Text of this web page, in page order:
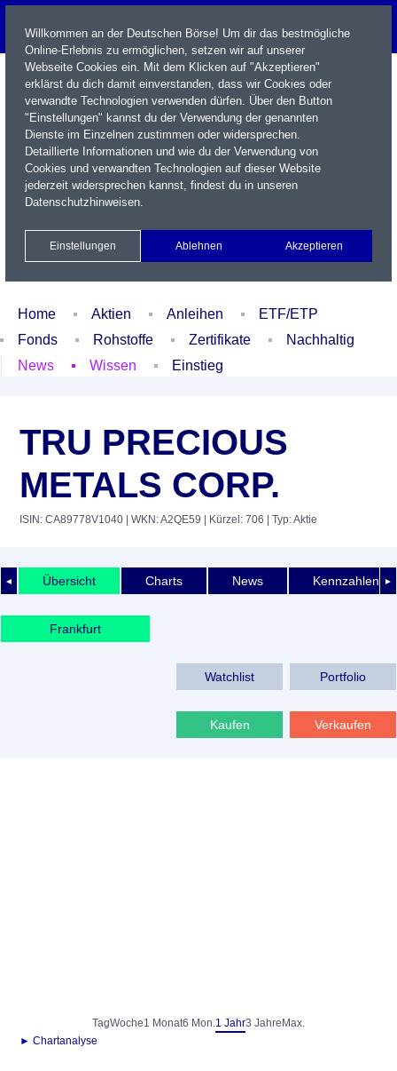
Name / WKN / ISIN / Kürzel
Xetra Realtime
Watchlist Portfolio Login
Home Aktien Anleihen
ETF/ETP
Fonds
Rohstoffe Zertifikate
Nachhaltig
News
Wissen Einstieg
TRU PRECIOUS
METALS CORP.
ISIN: CA89778V1040 | WKN: A2QE59 | Kürzel: 706 | Typ: Aktie
◄ ►
Übersicht Charts News Kennzahlen
Frankfurt
Watchlist Portfolio
Kaufen Verkaufen
TagWoche1 Monat6 Mon.1 Jahr3 Jahre Max.
► Chartanalyse
Willkommen an der Deutschen Börse! Um dir das bestmögliche
Online-Erlebnis zu ermöglichen, setzen wir auf unserer
Webseite Cookies ein. Mit dem Klicken auf "Akzeptieren"
erklärst du dich damit einverstanden, dass wir Cookies oder
verwandte Technologien verwenden dürfen. Über den Button
"Einstellungen" kannst du der Verwendung der genannten
Dienste im Einzelnen zustimmen oder widersprechen.
Detaillierte Informationen und wie du der Verwendung von
Cookies und verwandten Technologien auf dieser Website
jederzeit widersprechen kannst, findest du in unseren
Datenschutzhinweisen.
Einstellungen Ablehnen Akzeptieren